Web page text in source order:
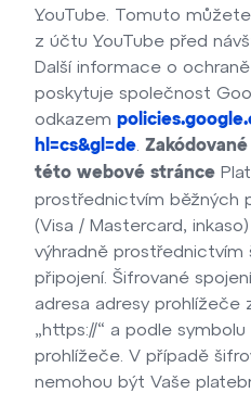
YouTube. Tomuto
z účtu YouTube před
Další informace o
poskytuje společnost
odkazem
hl=cs&gl=de
této webové stránce
prostřednictvím běžných
(Visa / Mastercard,
výhradně prostřednictvím
připojení. Šifrované
adresa adresy prohlížeče
„https://“ a podle
prohlížeče. V případě
nemohou být Vaše